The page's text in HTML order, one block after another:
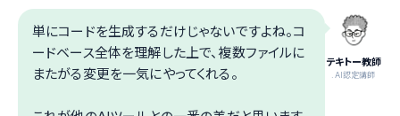
テキトー教師
.AI認定講師
単にコードを生成するだけじゃないですよね。コ
ードベース全体を理解した上で、複数ファイルに
またがる変更を一気にやってくれる。